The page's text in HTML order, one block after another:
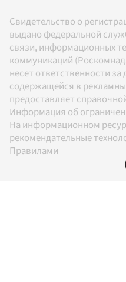
Свидетельство о
выдано федеральной
связи, информационных
коммуникаций
несет ответственности
содержащейся в
предоставляет
Информация об
На информационном
рекомендательные
Правилами